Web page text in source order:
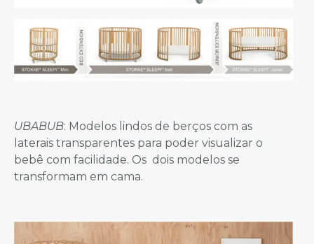
UBABUB: Modelos lindos de berços com as
laterais transparentes para poder visualizar o
bebê com facilidade. Os dois modelos se
transformam em cama.